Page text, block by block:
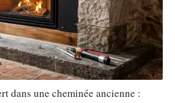
dans une cheminée ancienne :